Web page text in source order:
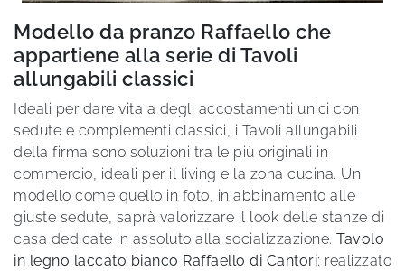
Modello da pranzo Raffaello che
appartiene alla serie di Tavoli
allungabili classici
Ideali per dare vita a degli accostamenti unici con
sedute e complementi classici, i Tavoli allungabili
della firma sono soluzioni tra le più originali in
commercio, ideali per il living e la zona cucina. Un
modello come quello in foto, in abbinamento alle
giuste sedute, saprà valorizzare il look delle stanze di
casa dedicate in assoluto alla socializzazione. Tavolo
in legno laccato bianco Raffaello di Cantori: realizzato